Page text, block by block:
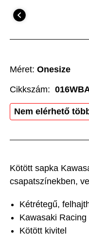
Kötött sapka
csapatszínekben,
Kétrétegű,
Kawasaki Racing
Kötött kivitel
Méret: Onesize
Nem elérhető
Cikkszám: